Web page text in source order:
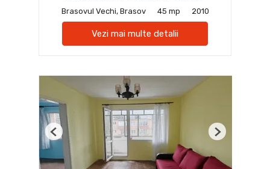
Brasovul Vechi, Brasov
45 mp 2010
Vezi mai multe detalii
Previous Next